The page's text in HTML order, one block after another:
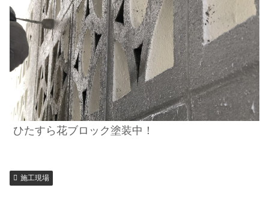
ひたすら花ブロック塗装中！
施工現場